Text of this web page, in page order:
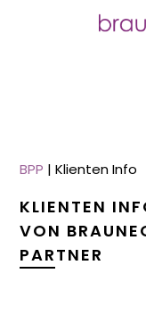
BPP |Klienten Info
KLIENTEN
VON
PARTNER